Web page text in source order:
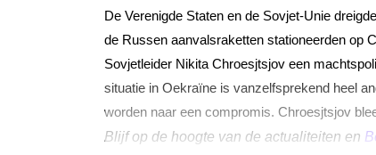
De Verenigde Staten en de Sovjet-Unie
de Russen aanvalsraketten stationeerden op
Sovjetleider Nikita Chroesjtsjov een
situatie in Oekraïne is vanzelfsprekend heel
worden naar een compromis. Chroesjtsjov
Blijf op de hoogte van de actualiteiten en